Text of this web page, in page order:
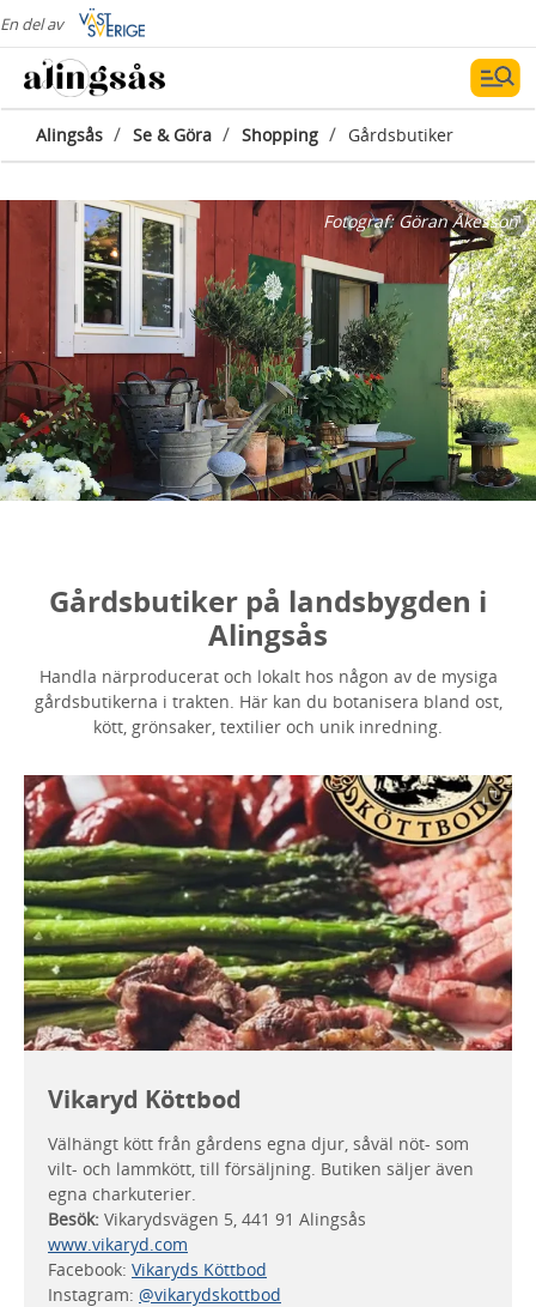
En del av
Alingsås / Se & Göra / Shopping / Gårdsbutiker
Fotograf:Göran Åkesson
Gårdsbutiker på landsbygden i
Alingsås
Handla närproducerat och lokalt hos någon av de mysiga
gårdsbutikerna i trakten. Här kan du botanisera bland ost,
kött, grönsaker, textilier och unik inredning.
Vikaryd Köttbod
Välhängt kött från gårdens egna djur, såväl nöt- som
vilt- och lammkött, till försäljning. Butiken säljer även
egna charkuterier.
Besök: Vikarydsvägen 5, 441 91 Alingsås
www.vikaryd.com
Facebook: Vikaryds Köttbod
Instagram: @vikarydskottbod